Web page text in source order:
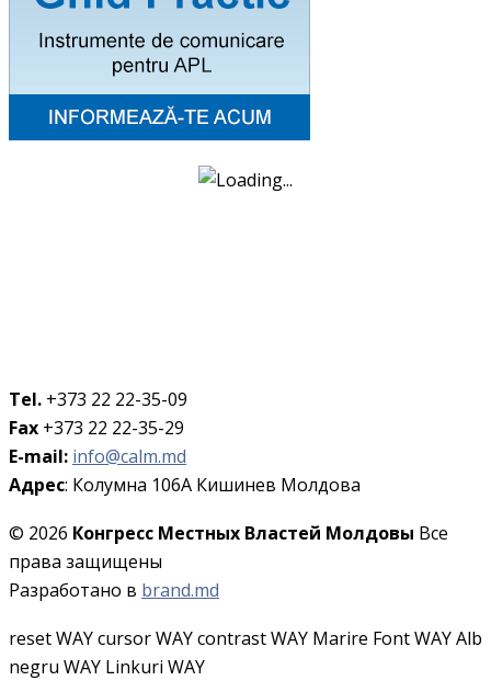
Tel. +373 22 22-35-09
Fax +373 22 22-35-29
E-mail: info@calm.md
Адрес: Колумна 106A Кишинев Молдова
© 2026 Конгресс Местных Властей Молдовы Все
права защищены
Разработано в brand.md
reset WAYcursor WAYcontrast WAY Marire Font WAYAlb
negru WAY Linkuri WAY